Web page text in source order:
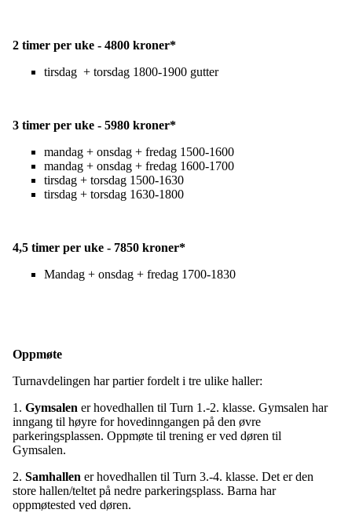
2 timer per uke - 4800 kroner*
tirsdag + torsdag 1800-1900 gutter
3 timer per uke - 5980 kroner*
mandag + onsdag + fredag 1500-1600
mandag + onsdag + fredag 1600-1700
tirsdag + torsdag 1500-1630
tirsdag + torsdag 1630-1800
4,5 timer per uke - 7850 kroner*
Mandag + onsdag + fredag 1700-1830
Oppmøte
Turnavdelingen har partier fordelt i tre ulike haller:
1. Gymsalen er hovedhallen til Turn 1.-2. klasse. Gymsalen har
inngang til høyre for hovedinngangen på den øvre
parkeringsplassen. Oppmøte til trening er ved døren til
Gymsalen.
2. Samhallen er hovedhallen til Turn 3.-4. klasse. Det er den
store hallen/teltet på nedre parkeringsplass. Barna har
oppmøtested ved døren.